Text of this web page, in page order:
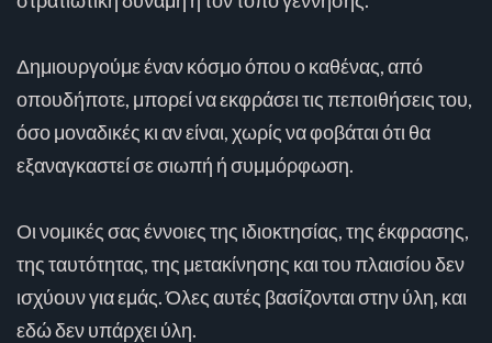
Δημιουργούμε έναν κόσμο όπου ο καθένας, από
οπουδήποτε, μπορεί να εκφράσει τις πεποιθήσεις του,
όσο μοναδικές κι αν είναι, χωρίς να φοβάται ότι θα
εξαναγκαστεί σε σιωπή ή συμμόρφωση.
Οι νομικές σας έννοιες της ιδιοκτησίας, της έκφρασης,
της ταυτότητας, της μετακίνησης και του πλαισίου δεν
ισχύουν για εμάς. Όλες αυτές βασίζονται στην ύλη, και
εδώ δεν υπάρχει ύλη.